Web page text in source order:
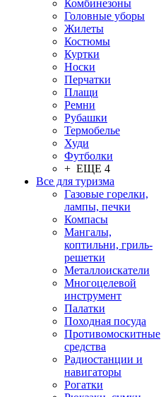
Комбинезоны
Головные уборы
Жилеты
Костюмы
Куртки
Носки
Перчатки
Плащи
Ремни
Рубашки
Термобелье
Худи
Футболки
+ ЕЩЕ 4
Все для туризма
Газовые горелки,
лампы, печки
Компасы
Мангалы,
коптильни, гриль-
решетки
Металлоискатели
Многоцелевой
инструмент
Палатки
Походная посуда
Противомоскитные
средства
Радиостанции и
навигаторы
Рогатки